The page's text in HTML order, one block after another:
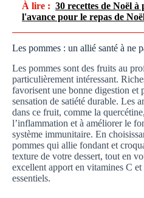
À lire : 30 recettes de Noël à
l'avance pour le repas de
Les pommes : un allié santé à ne
Les pommes sont des fruits au
particulièrement intéressant.
favorisent une bonne digestion et
sensation de satiété durable. Les
dans ce fruit, comme la
l’inflammation et à améliorer le
système immunitaire. En
pommes qui allie fondant et
texture de votre dessert, tout en
excellent apport en vitamines C
essentiels.